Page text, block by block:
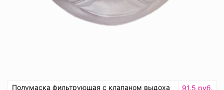
Полумаска фильтрующая с клапаном выдоха
91.5 руб.